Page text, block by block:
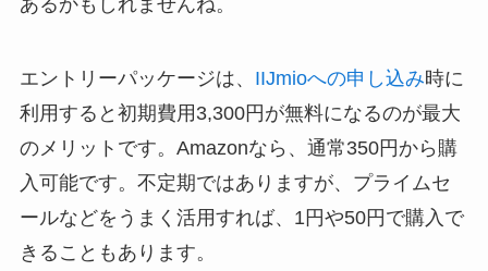
あるかもしれませんね。
エントリーパッケージは、 IIJmioへの申し込み時に
利用すると初期費用3,300円が無料になるのが最大
のメリットです。Amazonなら、通常350円から購
入可能です。不定期ではありますが、プライムセ
ールなどをうまく活用すれば、1円や50円で購入で
きることもあります。